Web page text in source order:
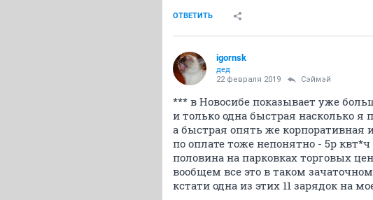
ОТВЕТИТЬ
igornsk
дед
22 февраля 2019 Сэймэй
*** в Новосибе показывает уже
и только одна быстрая насколько
а быстрая опять же корпоративная
по оплате тоже непонятно - 5р
половина на парковках торговых
вообщем все это в таком
кстати одна из этих 11 зарядок на